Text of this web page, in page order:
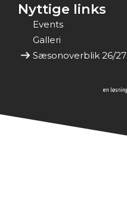
Nyttige links
Events
Galleri
Sæsonoverblik 26/27